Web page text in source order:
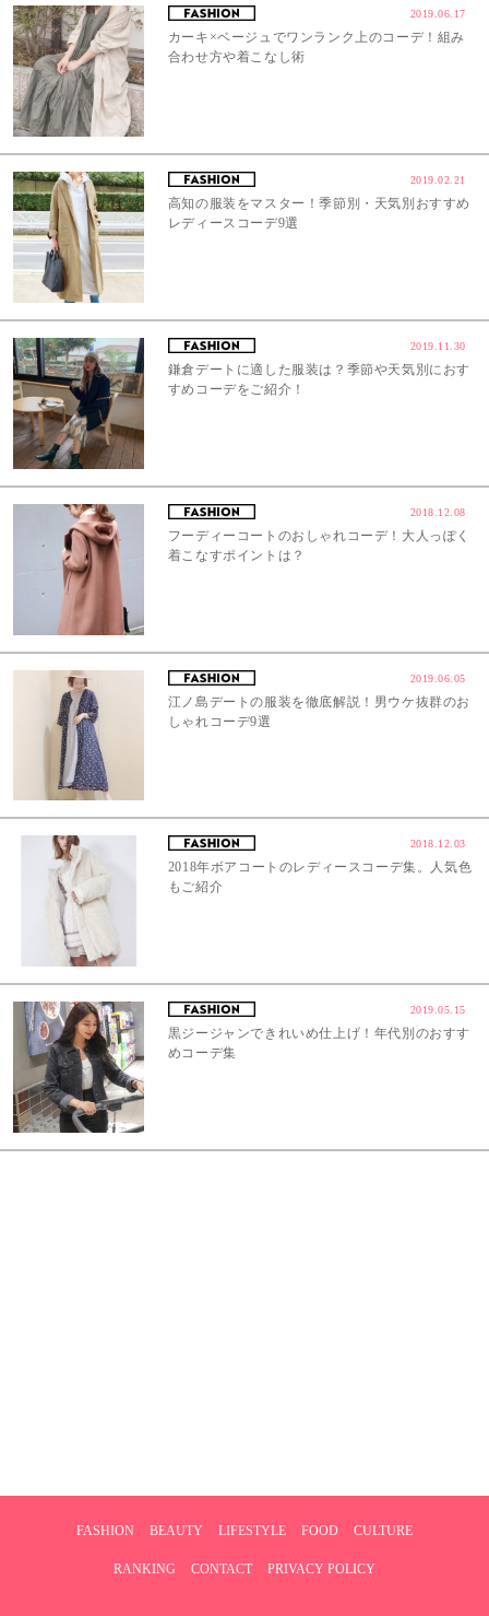
2019.06.17
カーキ×ベージュでワンランク上のコーデ！組み
合わせ方や着こなし術
2019.02.21
高知の服装をマスター！季節別・天気別おすすめ
レディースコーデ9選
2019.11.30
鎌倉デートに適した服装は？季節や天気別におす
すめコーデをご紹介！
2018.12.08
フーディーコートのおしゃれコーデ！大人っぽく
着こなすポイントは？
2019.06.05
江ノ島デートの服装を徹底解説！男ウケ抜群のお
しゃれコーデ9選
2018.12.03
2018年ボアコートのレディースコーデ集。人気色
もご紹介
2019.05.15
黒ジージャンできれいめ仕上げ！年代別のおすす
めコーデ集
FASHION BEAUTY LIFESTYLE FOOD CULTURE
RANKING CONTACT PRIVACY POLICY